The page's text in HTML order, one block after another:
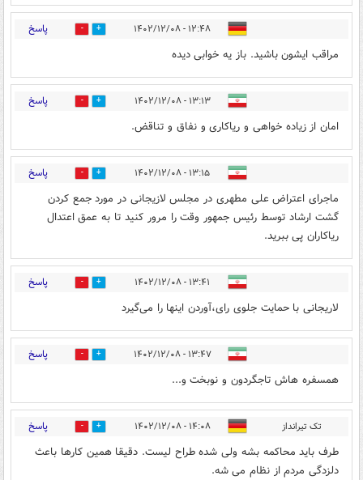
۱۲:۴۸ - ۱۴۰۲/۱۲/۰۸ 16 پاسخ
مراقب ايشون باشيد. باز یه خوابی دیده
۱۳:۱۳ - ۱۴۰۲/۱۲/۰۸ 7 پاسخ
امان از زیاده خواهی و ریاکاری و نفاق و تناقض.
۱۳:۱۵ - ۱۴۰۲/۱۲/۰۸ 16 پاسخ
ماجرای اعتراض علی مطهری در مجلس لازیجانی در مورد جمع کردن
گشت ارشاد توسط رئیس جمهور وقت را مرور کنید تا به عمق اعتدال
ریاکاران پی ببرید.
۱۳:۴۱ - ۱۴۰۲/۱۲/۰۸ 14 پاسخ
لاریجانی با حمایت جلوی رای،آوردن اینها را می‌گیرد
۱۳:۴۷ - ۱۴۰۲/۱۲/۰۸ 38 پاسخ
همسفره هاش تاجگردون و نوبخت و...
تک تیرانداز ۱۴:۰۸ - ۱۴۰۲/۱۲/۰۸ 33 پاسخ
طرف باید محاکمه بشه ولی شده طراح لیست. دقیقا همین کارها باعث
دلزدگی مردم از نظام می شه.